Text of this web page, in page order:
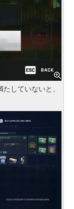
していないと、